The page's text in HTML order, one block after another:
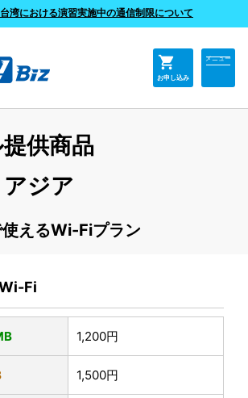
台湾における演習実施中の通信制限について
shopping_cart
お申し込み
メニュー
供商品
ジア
えるWi-Fiプラン
Fi
1,200円
1,500円